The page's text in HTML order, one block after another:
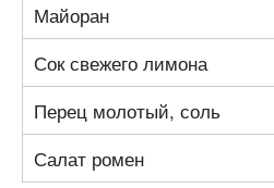
Майоран
Сок свежего лимона
Перец молотый, соль
Салат ромен